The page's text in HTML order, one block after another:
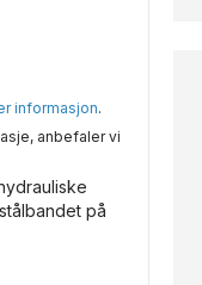
informasjon.
anbefaler vi
på